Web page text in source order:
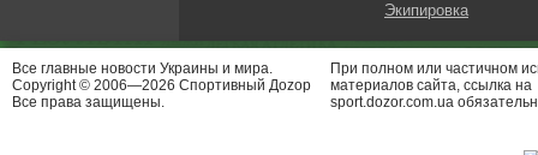
Экипировка
Все главные новости Украины и мира.
Copyright © 2006—2026 Спортивный Доzор
Все права защищены.
При полном или частичном
материалов сайта, ссылка на
sport.dozor.com.ua